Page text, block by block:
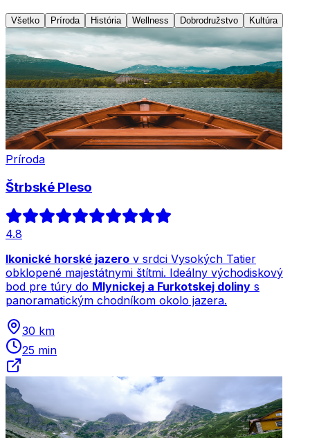
Všetko Príroda História Wellness Dobrodružstvo Kultúra
Príroda
Štrbské Pleso
4.8
Ikonické horské jazero v srdci Vysokých Tatier
obklopené majestátnymi štítmi. Ideálny východiskový
bod pre túry do Mlynickej a Furkotskej doliny s
panoramatickým chodníkom okolo jazera.
30 km
25 min